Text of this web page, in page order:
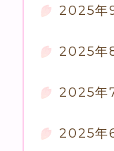
2025年
2025年
2025年
2025年